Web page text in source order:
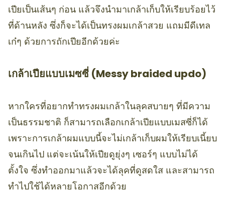
เปียเป็นเส้นๆ ก่อน แล้วจึงนำมาเกล้าเก็บให้เรียบร้อยไว้
ที่ด้านหลัง ซึ่งก็จะได้เป็นทรงผมเกล้าสวย แถมมีดีเทล
เก๋ๆ ด้วยการถักเปียอีกด้วยค่ะ
เกล้าเปียแบบเมซซี่ (Messy braided updo)
หากใครที่อยากทำทรงผมเกล้าในลุคสบายๆ ที่มีความ
เป็นธรรมชาติ ก็สามารถเลือกเกล้าเปียแบบเมสซี่ก็ได้
เพราะการเกล้าผมแบบนี้จะไม่เกล้าเก็บผมให้เรียบเนี้ยบ
จนเกินไป แต่จะเน้นให้เปียดูยุ่งๆ เซอร์ๆ แบบไม่ได้
ตั้งใจ ซึ่งทำออกมาแล้วจะได้ลุคที่ดูสดใส และสามารถ
ทำไปใช้ได้หลายโอกาสอีกด้วย